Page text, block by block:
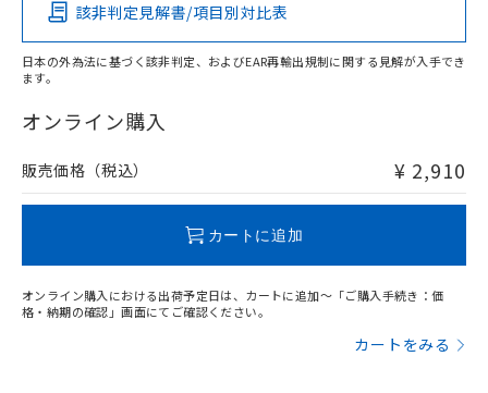
O
在庫等で未対応品が混在する可能性があります。
問い合わせください。
該非判定見解書/項目別対比表
日本の外為法に基づく該非判定、およびEAR再輸出規制に関する見解が入手でき
ます。
オンライン購入
販売価格（税込） ¥ 2,910
カートに追加
オンライン購入における出荷予定日は、カートに追加～「ご購入手続き：価
格・納期の確認」画面にてご確認ください。
カートをみる